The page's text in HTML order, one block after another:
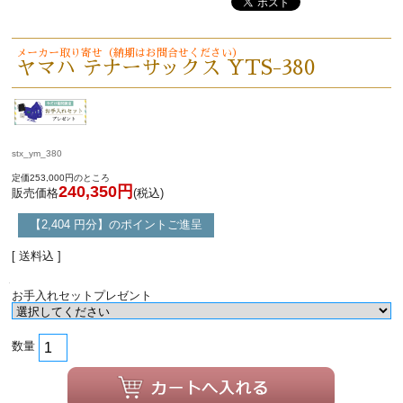
メーカー取り寄せ（納期はお問合せください）
ヤマハ テナーサックス YTS-380
stx_ym_380
定価253,000円のところ
販売価格240,350円 (税込)
【2,404 円分】のポイントご進呈
[ 送料込 ]
お手入れセットプレゼント
数量